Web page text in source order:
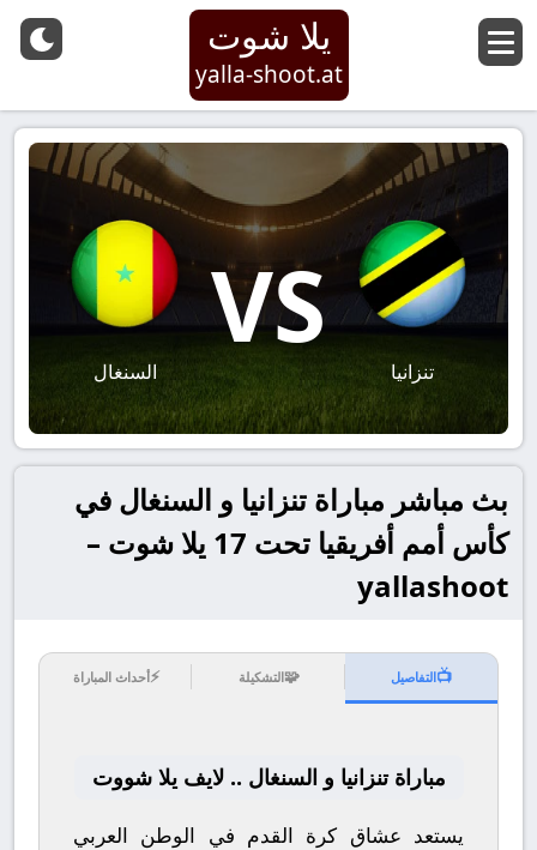
يلا شوت
yalla-shoot.at
تنزانيا
VS
السنغال
بث مباشر مباراة تنزانيا و السنغال في
كأس أمم أفريقيا تحت 17 يلا شوت –
yallashoot
📺التفاصيل 🧩التشكيلة ⚡أحداث المباراة
مباراة تنزانيا و السنغال .. لايف يلا شووت
يستعد عشاق كرة القدم في الوطن العربي